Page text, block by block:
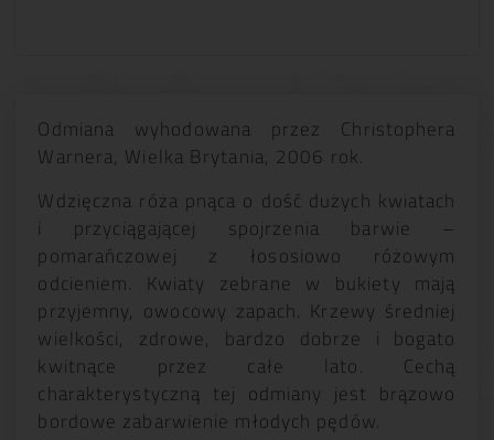
Odmiana wyhodowana przez Christophera
Warnera, Wielka Brytania, 2006 rok.
Wdzięczna róża pnąca o dość dużych kwiatach
i przyciągającej spojrzenia barwie –
pomarańczowej z łososiowo różowym
odcieniem. Kwiaty zebrane w bukiety mają
przyjemny, owocowy zapach. Krzewy średniej
wielkości, zdrowe, bardzo dobrze i bogato
kwitnące przez całe lato. Cechą
charakterystyczną tej odmiany jest brązowo
bordowe zabarwienie młodych pędów.